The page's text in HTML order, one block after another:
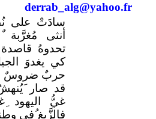
derrab_alg@yahoo.fr
سادَتْ على
أنثى مُغرَّبة
تحدوهُ
كي يغدوَ
حربٌ ضروسٌ
قد صار َيُنهشُ
غيُّ اليهود
فالزَّيغ ُفي